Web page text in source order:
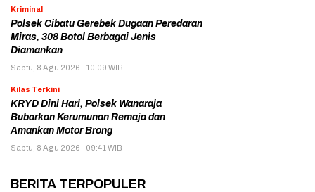
Kriminal
Polsek Cibatu Gerebek Dugaan Peredaran
Miras, 308 Botol Berbagai Jenis
Diamankan
Sabtu, 8 Agu 2026 - 10:09 WIB
Kilas Terkini
KRYD Dini Hari, Polsek Wanaraja
Bubarkan Kerumunan Remaja dan
Amankan Motor Brong
Sabtu, 8 Agu 2026 - 09:41 WIB
BERITA TERPOPULER